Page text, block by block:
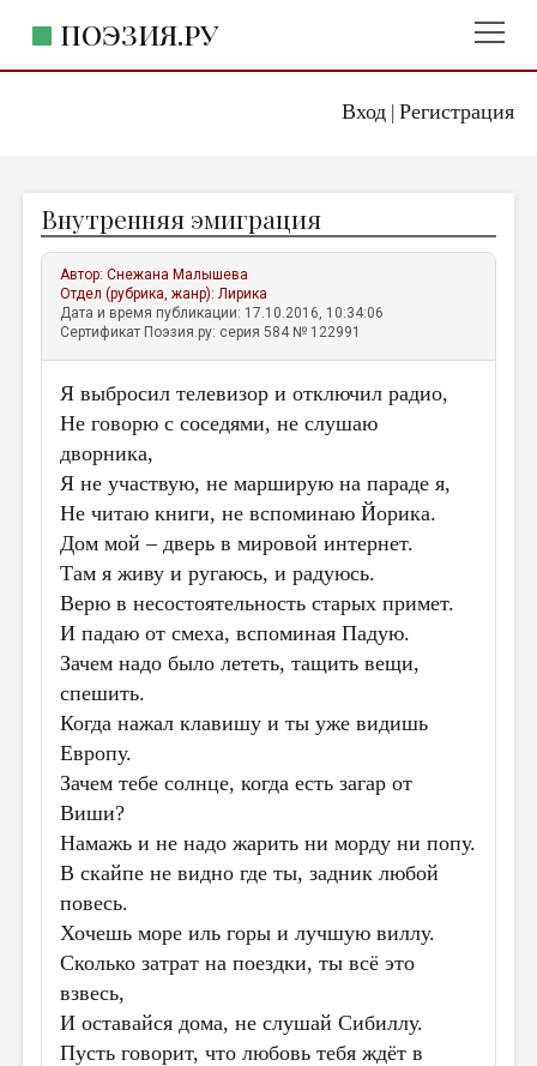
Вход| Регистрация
ПОЭЗИЯ.РУ
ЖАНРЫ
АВТОРЫ
КОММЕНТАРИИ
ЛИТСАЛОН
НОВОСТИ
ПРАВИЛА САЙТА
ОТДЕЛЫ И РУБРИКИ
ИЗБРАННОЕ
ДАЙДЖЕСТ
ПРОИЗВЕДЕНИЯ
ПЕРЕВОДЫ
КОНКУРСЫ
ДЕТСКАЯ КОМНАТА
КНИЖНАЯ ПОЛКА
ОБЗОР ЛИТЕРАТУРЫ
СТРАНИЦЫ ПАМЯТИ
ОБЪЯВЛЕНИЯ
КОЛОНКА РЕДАКТОРА
РЕДКОЛЛЕГИЯ
ОТ РЕДАКЦИИ
Внутренняя эмиграция
Автор:Снежана Малышева
Отдел (рубрика, жанр):Лирика
Дата и время публикации: 17.10.2016, 10:34:06
Сертификат Поэзия.ру: серия 584 № 122991
Я выбросил телевизор и отключил радио,
Не говорю с соседями, не слушаю
дворника,
Я не участвую, не марширую на параде я,
Не читаю книги, не вспоминаю Йорика.
Дом мой – дверь в мировой интернет.
Там я живу и ругаюсь, и радуюсь.
Верю в несостоятельность старых примет.
И падаю от смеха, вспоминая Падую.
Зачем надо было лететь, тащить вещи,
спешить.
Когда нажал клавишу и ты уже видишь
Европу.
Зачем тебе солнце, когда есть загар от
Виши?
Намажь и не надо жарить ни морду ни попу.
В скайпе не видно где ты, задник любой
повесь.
Хочешь море иль горы и лучшую виллу.
Сколько затрат на поездки, ты всё это
взвесь,
И оставайся дома, не слушай Сибиллу.
Пусть говорит, что любовь тебя ждёт в